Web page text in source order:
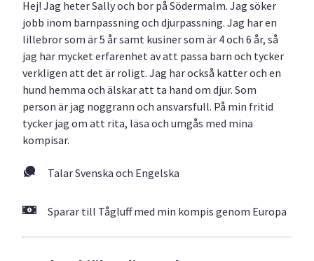
Hej! Jag heter Sally och bor på Södermalm. Jag söker
jobb inom barnpassning och djurpassning. Jag har en
lillebror som är 5 år samt kusiner som är 4 och 6 år, så
jag har mycket erfarenhet av att passa barn och tycker
verkligen att det är roligt. Jag har också katter och en
hund hemma och älskar att ta hand om djur. Som
person är jag noggrann och ansvarsfull. På min fritid
tycker jag om att rita, läsa och umgås med mina
kompisar.
Talar Svenska och Engelska
Sparar till Tågluff med min kompis genom Europa